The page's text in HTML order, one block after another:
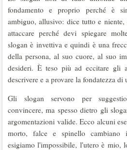
fondamento e proprio perché è
ambiguo, allusivo: dice tutto e
attaccare perché devi spiegare
slogan è invettiva e quindi è una
della persona, al suo cuore, al suo
desideri. È teso più ad eccitare gli
descrivere e a provare la fondatezza di
Gli slogan servono per
convincere, ma spesso dietro gli
argomentazioni valide. Ecco alcuni
morto, falce e spinello cambiano
esigiamo l'impossibile, l'utero è mio,